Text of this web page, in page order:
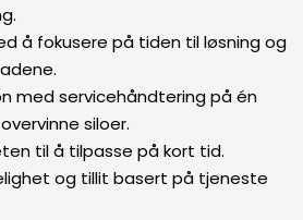
å fokusere på tiden til løsning og
med servicehåndtering på én
siloer.
til å tilpasse på kort tid.
og tillit basert på tjeneste